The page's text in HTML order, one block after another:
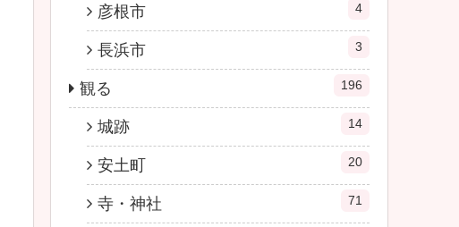
彦根市 4
長浜市 3
観る 196
城跡 14
安土町 20
寺・神社 71